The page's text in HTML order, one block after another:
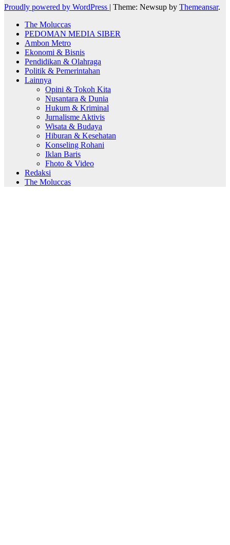
Proudly powered by WordPress | Theme: Newsup by Themeansar.
The Moluccas
PEDOMAN MEDIA SIBER
Ambon Metro
Ekonomi & Bisnis
Pendidikan & Olahraga
Politik & Pemerintahan
Lainnya
Opini & Tokoh Kita
Nusantara & Dunia
Hukum & Kriminal
Jurnalisme Aktivis
Wisata & Budaya
Hiburan & Kesehatan
Konseling Rohani
Iklan Baris
Fhoto & Video
Redaksi
The Moluccas